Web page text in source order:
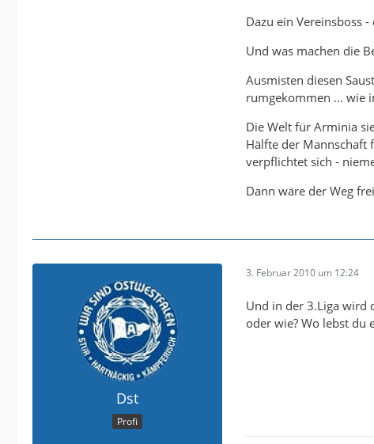
Dazu ein Vereinsboss
Und was machen die
Ausmisten diesen
rumgekommen ... wie
Die Welt für Arminia
Hälfte der Mannschaft
verpflichtet sich -
Dann wäre der Weg
Dst
Profi
3. Februar 2010 um 12:24
Und in der 3.Liga wird
oder wie? Wo lebst du